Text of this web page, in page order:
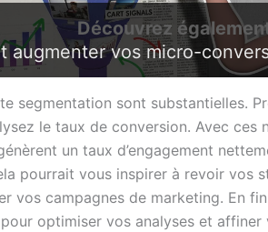
Découvrez
augmenter vos micro-
segmentation sont substantielles.
le taux de conversion. Avec ces
un taux d’engagement
pourrait vous inspirer à revoir vos
vos campagnes de marketing. En
optimiser vos analyses et